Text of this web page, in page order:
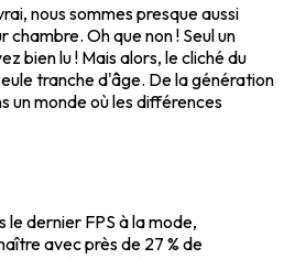
nous sommes presque aussi
Oh que non ! Seul un
bien lu ! Mais alors, le cliché du
tranche d'âge. De la génération
un monde où les différences
dernier FPS à la mode,
avec près de 27 % de